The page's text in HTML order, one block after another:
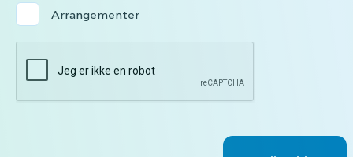
Arrangementer